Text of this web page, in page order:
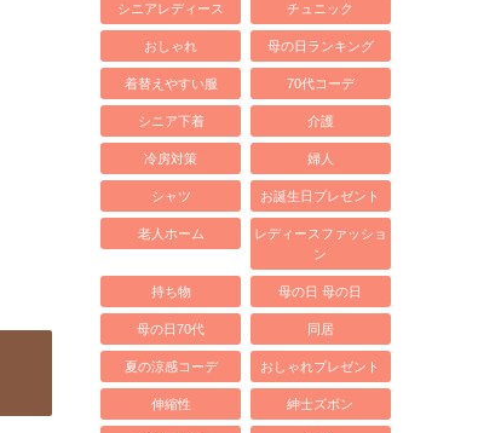
シニアレディース チュニック
おしゃれ 母の日ランキング
着替えやすい服 70代コーデ
シニア下着 介護
冷房対策 婦人
シャツ お誕生日プレゼント
老人ホーム
レディースファッショ
ン
持ち物 母の日 母の日
母の日70代 同居
夏の涼感コーデ おしゃれプレゼント
伸縮性 紳士ズボン